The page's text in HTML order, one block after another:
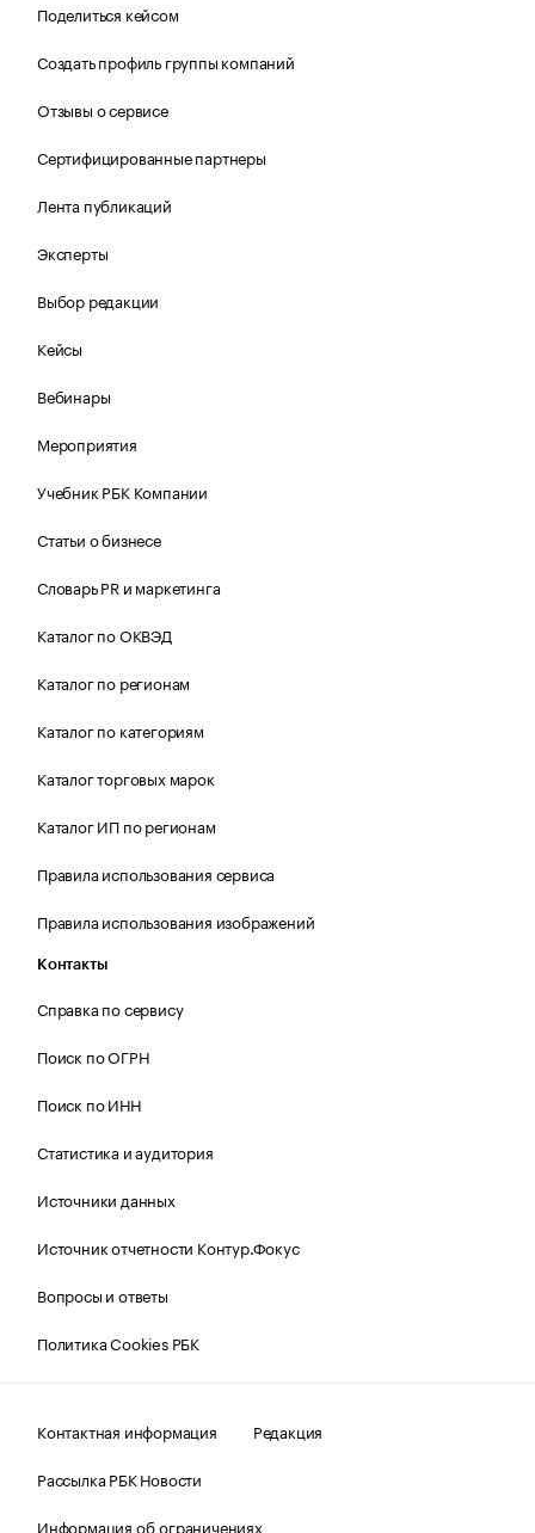
Поделиться кейсом
Создать профиль группы компаний
Отзывы о сервисе
Сертифицированные партнеры
Лента публикаций
Эксперты
Выбор редакции
Кейсы
Вебинары
Мероприятия
Учебник РБК Компании
Статьи о бизнесе
Словарь PR и маркетинга
Каталог по ОКВЭД
Каталог по регионам
Каталог по категориям
Каталог торговых марок
Каталог ИП по регионам
Правила использования сервиса
Правила использования изображений
Контакты
Справка по сервису
Поиск по ОГРН
Поиск по ИНН
Статистика и аудитория
Источники данных
Источник отчетности Контур.Фокус
Вопросы и ответы
Политика Cookies РБК
Контактная информация
Редакция
Рассылка РБК Новости
Информация об ограничениях